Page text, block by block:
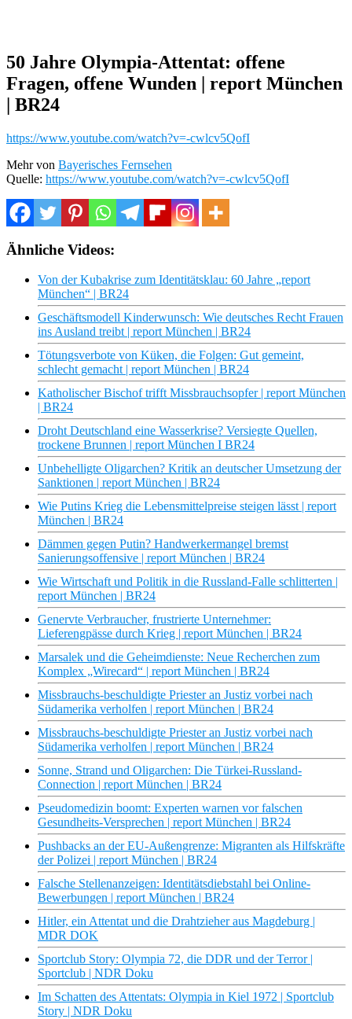
50 Jahre Olympia-Attentat: offene
Fragen, offene Wunden | report München
| BR24
https://www.youtube.com/watch?v=-cwlcv5QofI
Mehr von Bayerisches Fernsehen
Quelle: https://www.youtube.com/watch?v=-cwlcv5QofI
Ähnliche Videos:
Von der Kubakrise zum Identitätsklau: 60 Jahre „report
München“ | BR24
Geschäftsmodell Kinderwunsch: Wie deutsches Recht Frauen
ins Ausland treibt | report München | BR24
Tötungsverbote von Küken, die Folgen: Gut gemeint,
schlecht gemacht | report München | BR24
Katholischer Bischof trifft Missbrauchsopfer | report München
| BR24
Droht Deutschland eine Wasserkrise? Versiegte Quellen,
trockene Brunnen | report München I BR24
Unbehelligte Oligarchen? Kritik an deutscher Umsetzung der
Sanktionen | report München | BR24
Wie Putins Krieg die Lebensmittelpreise steigen lässt | report
München | BR24
Dämmen gegen Putin? Handwerkermangel bremst
Sanierungsoffensive | report München | BR24
Wie Wirtschaft und Politik in die Russland-Falle schlitterten |
report München | BR24
Genervte Verbraucher, frustrierte Unternehmer:
Lieferengpässe durch Krieg | report München | BR24
Marsalek und die Geheimdienste: Neue Recherchen zum
Komplex „Wirecard“ | report München | BR24
Missbrauchs-beschuldigte Priester an Justiz vorbei nach
Südamerika verholfen | report München | BR24
Missbrauchs-beschuldigte Priester an Justiz vorbei nach
Südamerika verholfen | report München | BR24
Sonne, Strand und Oligarchen: Die Türkei-Russland-
Connection | report München | BR24
Pseudomedizin boomt: Experten warnen vor falschen
Gesundheits-Versprechen | report München | BR24
Pushbacks an der EU-Außengrenze: Migranten als Hilfskräfte
der Polizei | report München | BR24
Falsche Stellenanzeigen: Identitätsdiebstahl bei Online-
Bewerbungen | report München | BR24
Hitler, ein Attentat und die Drahtzieher aus Magdeburg |
MDR DOK
Sportclub Story: Olympia 72, die DDR und der Terror |
Sportclub | NDR Doku
Im Schatten des Attentats: Olympia in Kiel 1972 | Sportclub
Story | NDR Doku